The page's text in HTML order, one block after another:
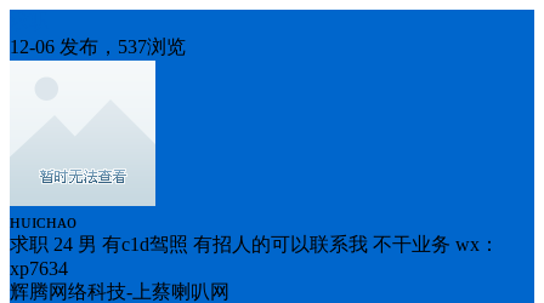
12-06 发布，537浏览
ʜᴜɪᴄʜᴀᴏ
求职 24 男 有c1d驾照 有招人的可以联系我 不干业务 wx：
xp7634
辉腾网络科技-上蔡喇叭网